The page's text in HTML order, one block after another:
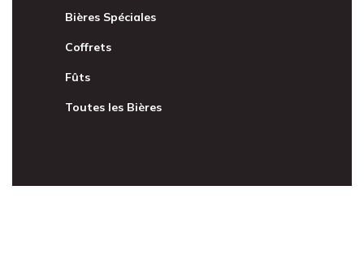
Bières Spéciales
Coffrets
Fûts
Toutes les Bières